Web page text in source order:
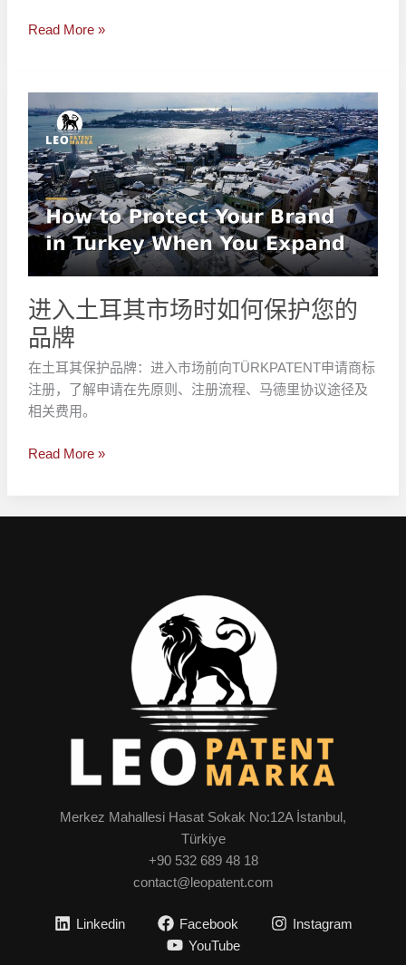
护
品
牌
Read More »
进入土耳其市场时如何保护您的
品牌
在土耳其保护品牌：进入市场前向TÜRKPATENT申请商标
注册，了解申请在先原则、注册流程、马德里协议途径及
相关费用。
入
土
耳
其
市
场
如
何
保
护
您
的
品
Read More »
Merkez Mahallesi Hasat Sokak No:12A İstanbul,
Türkiye
+90 532 689 48 18
contact@leopatent.com
Linkedin Facebook
Instagram
YouTube